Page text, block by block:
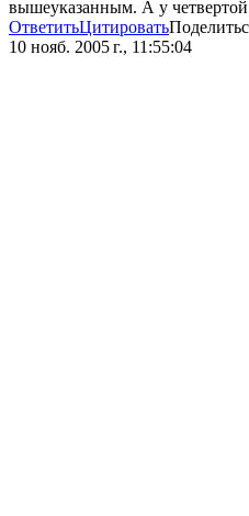
вышеуказанным. А у
ОтветитьЦитировать
10 нояб. 2005 г., 11:55:04